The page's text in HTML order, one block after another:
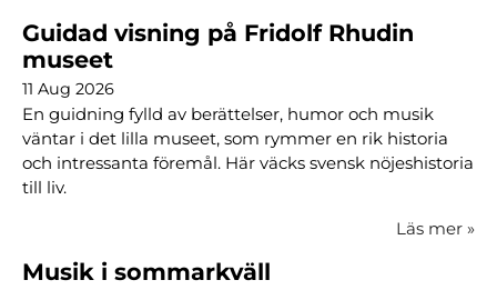
Guidad visning på Fridolf Rhudin
museet
11 Aug 2026
En guidning fylld av berättelser, humor och musik
väntar i det lilla museet, som rymmer en rik historia
och intressanta föremål. Här väcks svensk nöjeshistoria
till liv.
Läs mer »
Musik i sommarkväll